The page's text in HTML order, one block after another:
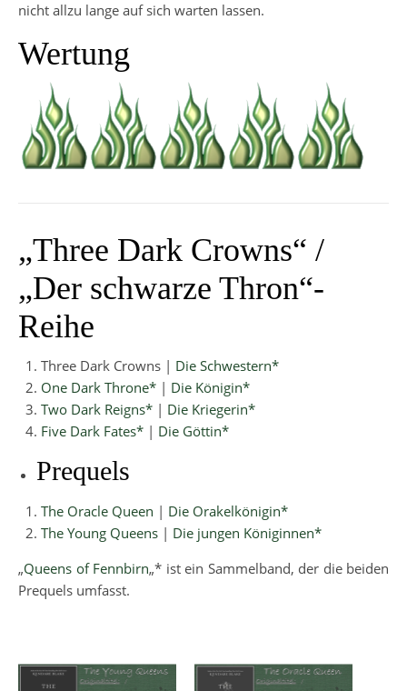
nicht allzu lange auf sich warten lassen.
Wertung
„Three Dark Crowns“ /
„Der schwarze Thron“-
Reihe
Three Dark Crowns | Die Schwestern*
One Dark Throne* | Die Königin*
Two Dark Reigns* | Die Kriegerin*
Five Dark Fates* | Die Göttin*
Prequels
The Oracle Queen | Die Orakelkönigin*
The Young Queens | Die jungen Königinnen*
„Queens of Fennbirn„* ist ein Sammelband, der die beiden
Prequels umfasst.